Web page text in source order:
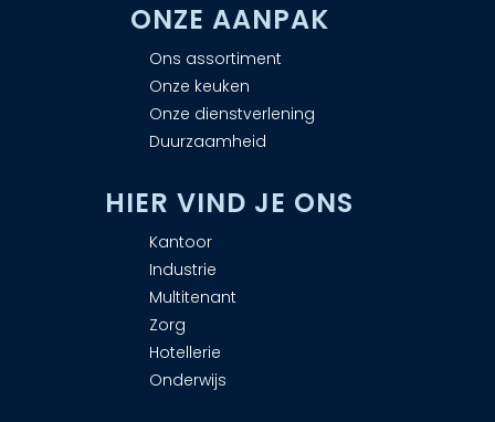
ONZE AANPAK
Ons assortiment
Onze keuken
Onze dienstverlening
Duurzaamheid
HIER VIND JE ONS
Kantoor
Industrie
Multitenant
Zorg
Hotellerie
Onderwijs